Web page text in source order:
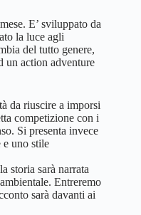
E’ sviluppato da
la luce agli
del tutto genere,
un action adventure
da riuscire a imporsi
competizione con i
Si presenta invece
e uno stile
storia sarà narrata
Entreremo
sarà davanti ai